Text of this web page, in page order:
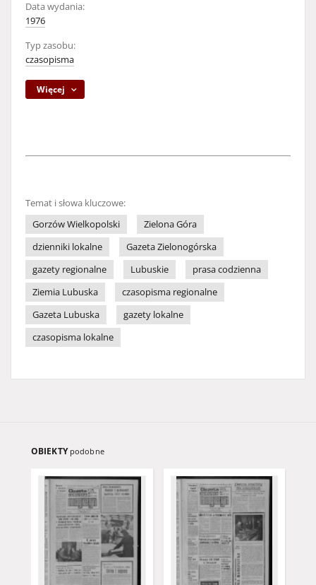
Data wydania:
1976
Typ zasobu:
czasopisma
Więcej
Temat i słowa kluczowe:
Gorzów Wielkopolski
Zielona Góra
dzienniki lokalne
Gazeta Zielonogórska
gazety regionalne
Lubuskie
prasa codzienna
Ziemia Lubuska
czasopisma regionalne
Gazeta Lubuska
gazety lokalne
czasopisma lokalne
OBIEKTY podobne